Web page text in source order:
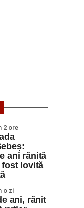
2 ore
ani rănită
fost lovită
o zi
ani, rănit